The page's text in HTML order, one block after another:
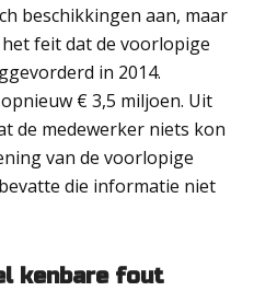
beschikkingen aan, maar
feit dat de voorlopige
in 2014.
€ 3,5 miljoen. Uit
de medewerker niets kon
van de voorlopige
die informatie niet
kenbare fout